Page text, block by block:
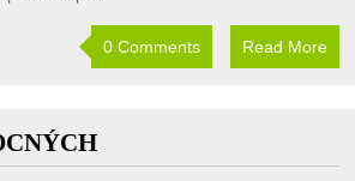
0 Comments Read More